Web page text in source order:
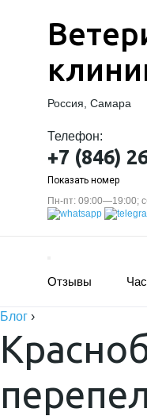
Россия, Самара
Телефон:
+7 (846)
Показать номер
Пн-пт: 09:00—19:00;
Отзывы
Блог ›